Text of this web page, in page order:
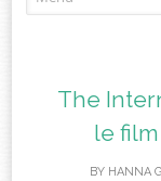
The
le
BY HANNA